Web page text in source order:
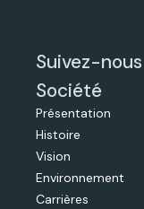
Suivez-nous
Société
Présentation
Histoire
Vision
Environnement
Carrières